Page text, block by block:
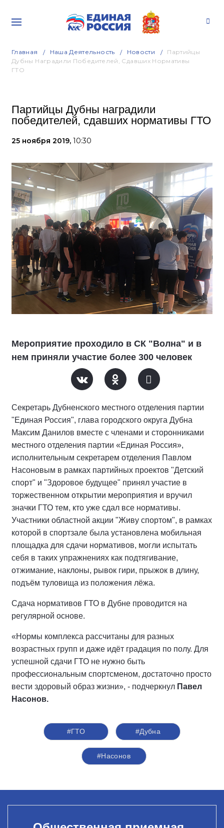
Главная Наша Деятельность Новости
Партийцы
Дубны Наградили Победителей, Сдавших Нормативы
ГТО
Партийцы Дубны наградили
победителей, сдавших нормативы ГТО
25 ноября 2019, 10:30
Мероприятие проходило в СК "Волна" и в
нем приняли участие более 300 человек
Секретарь Дубненского местного отделения партии
"Единая Россия", глава городского округа Дубна
Максим Данилов вместе с членами и сторонниками
местного отделения партии «Единая Россия»,
исполнительным секретарем отделения Павлом
Насоновым в рамках партийных проектов "Детский
спорт" и "Здоровое будущее" принял участие в
торжественном открытии мероприятия и вручил
значки ГТО тем, кто уже сдал все нормативы.
Участники областной акции "Живу спортом", в рамках
которой в спортзале была установлена мобильная
площадка для сдачи нормативов, могли испытать
себя в таких упражнениях как подтягивание,
отжимание, наклоны, рывок гири, прыжок в длину,
подъём туловища из положения лёжа.
Сдача нормативов ГТО в Дубне проводится на
регулярной основе.
«Нормы комплекса рассчитаны для разных
возрастных групп и даже идёт градация по полу. Для
успешной сдачи ГТО не нужно быть
профессиональным спортсменом, достаточно просто
вести здоровый образ жизни», - подчеркнул Павел
Насонов.
#ГТО #Дубна
#Насонов